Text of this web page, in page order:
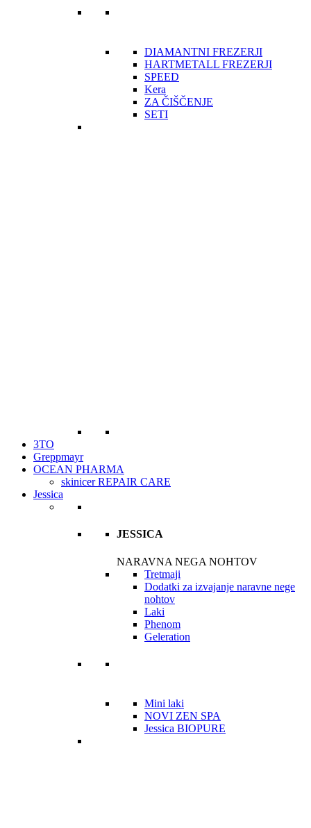
DIAMANTNI FREZERJI
HARTMETALL FREZERJI
SPEED
Kera
ZA ČIŠČENJE
SETI
3TO
Greppmayr
OCEAN PHARMA
skinicer REPAIR CARE
Jessica
JESSICA
NARAVNA NEGA NOHTOV
Tretmaji
Dodatki za izvajanje naravne nege
nohtov
Laki
Phenom
Geleration
Mini laki
NOVI ZEN SPA
Jessica BIOPURE